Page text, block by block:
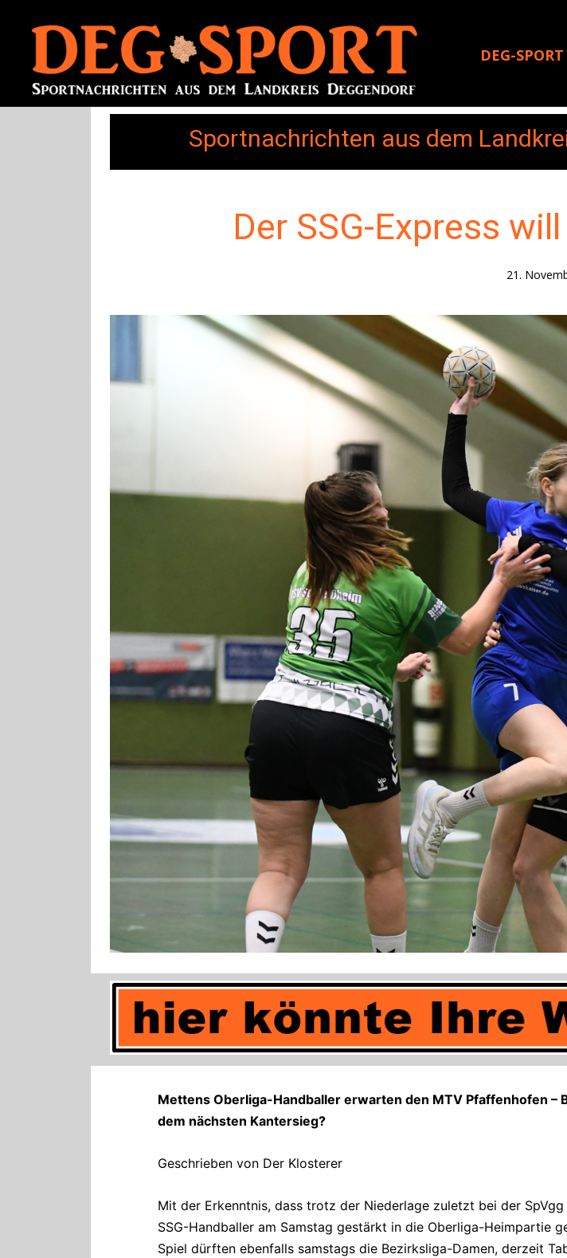
DEG-
Sportnachrichten aus dem
Der SSG-Express
21.
Mettens Oberliga-Handballer erwarten den MTV Pfaffenhofen –
dem nächsten Kantersieg?
Geschrieben von Der Klosterer
Mit der Erkenntnis, dass trotz der Niederlage zuletzt bei der
SSG-Handballer am Samstag gestärkt in die Oberliga-Heimpartie
Spiel dürften ebenfalls samstags die Bezirksliga-Damen, derzeit